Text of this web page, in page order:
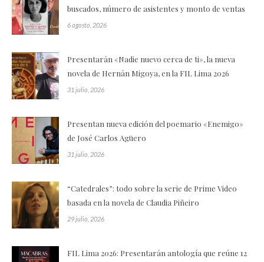
buscados, número de asistentes y monto de ventas
6 agosto, 2026
Presentarán «Nadie nuevo cerca de ti», la nueva
novela de Hernán Migoya, en la FIL Lima 2026
31 julio, 2026
Presentan nueva edición del poemario «Enemigo»
de José Carlos Agüero
31 julio, 2026
“Catedrales”: todo sobre la serie de Prime Video
basada en la novela de Claudia Piñeiro
29 julio, 2026
FIL Lima 2026: Presentarán antología que reúne 12